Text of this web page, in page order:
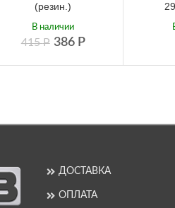
(резин.)
415Р 386 Р
В наличии
ДОСТАВКА
ОПЛАТА